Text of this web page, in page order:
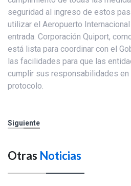
seguridad al ingreso de estos
utilizar el Aeropuerto
entrada. Corporación Quiport,
está lista para coordinar con el
las facilidades para que las
cumplir sus responsabilidades
protocolo.
Siguiente
Otras Noticias